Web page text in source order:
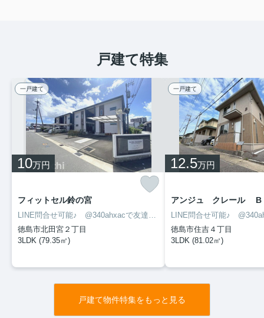
戸建て特集
一戸建て
10万円
フィットセル鈴の宮
LINE問合せ可能♪ @340ahxacで友達検索して下さい
徳島市北田宮２丁目
3LDK (79.35㎡)
一戸建て
12.5万円
アンジュ クレール B
徳島市住吉４丁目
3LDK (81.02㎡)
戸建て物件特集をもっと見る